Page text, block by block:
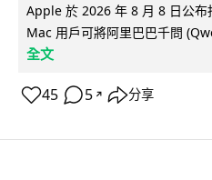
Apple 於 2026 年 8 月 8 日公布
Mac 用戶可將阿里巴巴千問
全文
45 5 ↗ 分享